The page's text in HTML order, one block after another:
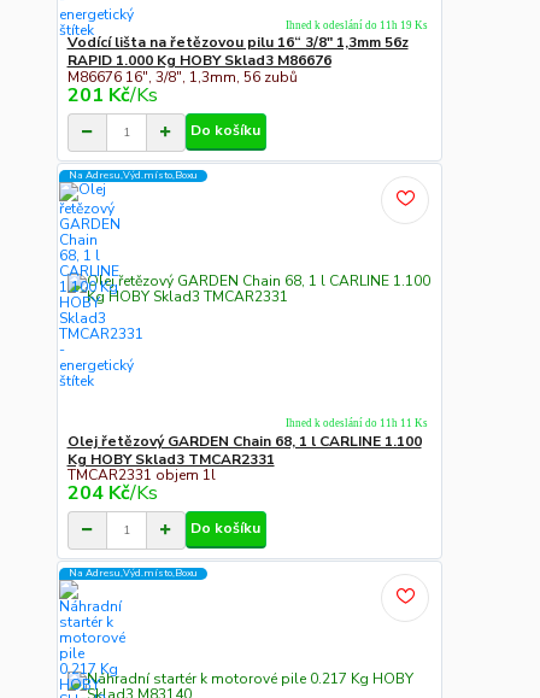
Vodící lišta na řetězovou pilu 16“ 3/8" 1,3mm 56z
RAPID 1.000 Kg HOBY Sklad3 M86676
M86676 16", 3/8", 1,3mm, 56 zubů
201 Kč/Ks
Ihned k odeslání do 11h 19 Ks
Do košíku
Na Adresu,Výd.místo,Boxu
Olej řetězový GARDEN Chain 68, 1 l CARLINE 1.100
Kg HOBY Sklad3 TMCAR2331
TMCAR2331 objem 1l
204 Kč/Ks
Ihned k odeslání do 11h 11 Ks
Do košíku
Na Adresu,Výd.místo,Boxu